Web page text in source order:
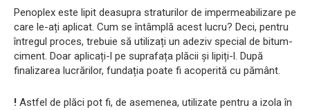
Penoplex este lipit deasupra straturilor de impermeabilizare pe
care le-ați aplicat. Cum se întâmplă acest lucru? Deci, pentru
întregul proces, trebuie să utilizați un adeziv special de bitum-
ciment. Doar aplicați-l pe suprafața plăcii și lipiți-l. După
finalizarea lucrărilor, fundația poate fi acoperită cu pământ.
! Astfel de plăci pot fi, de asemenea, utilizate pentru a izola în